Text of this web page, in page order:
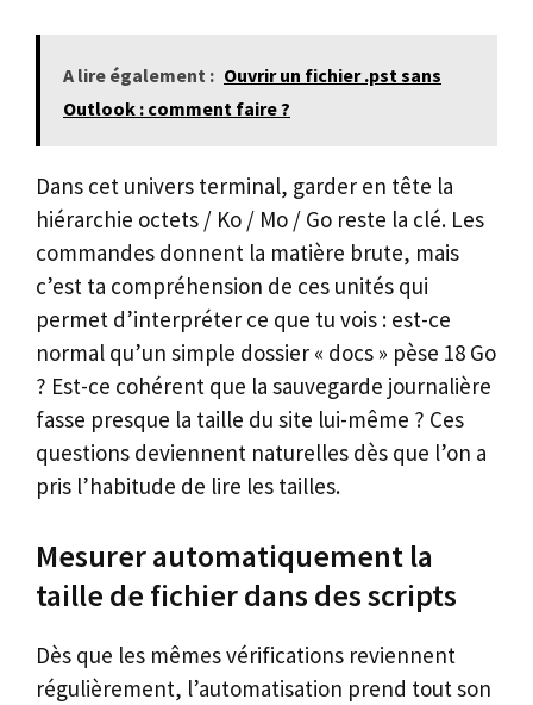
A lire également : Ouvrir un fichier .pst sans
Outlook : comment faire ?
Dans cet univers terminal, garder en tête la
hiérarchie octets / Ko / Mo / Go reste la clé. Les
commandes donnent la matière brute, mais
c’est ta compréhension de ces unités qui
permet d’interpréter ce que tu vois : est-ce
normal qu’un simple dossier « docs » pèse 18 Go
? Est-ce cohérent que la sauvegarde journalière
fasse presque la taille du site lui-même ? Ces
questions deviennent naturelles dès que l’on a
pris l’habitude de lire les tailles.
Mesurer automatiquement la
taille de fichier dans des scripts
Dès que les mêmes vérifications reviennent
régulièrement, l’automatisation prend tout son